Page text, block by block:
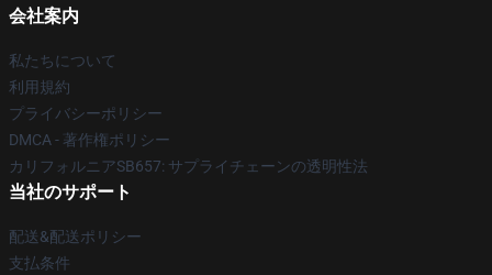
会社案内
私たちについて
利用規約
プライバシーポリシー
DMCA - 著作権ポリシー
カリフォルニアSB657: サプライチェーンの透明性法
当社のサポート
配送&配送ポリシー
支払条件